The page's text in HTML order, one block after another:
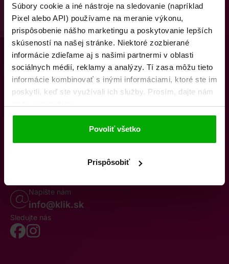
Súbory cookie a iné nástroje na sledovanie (napríklad
Pixel alebo API) používame na meranie výkonu,
prispôsobenie nášho marketingu a poskytovanie lepších
skúseností na našej stránke. Niektoré zozbierané
informácie zdieľame aj s našimi partnermi v oblasti
sociálnych médií, reklamy a analýzy. Tí zasa môžu tieto
informácie kombinovať s inými informáciami, ktoré ste im
poskytli, keď ste využívali ich služby. Prosím, dajte nám
Povoliť všetko
Prispôsobiť
O násKontaktyK stiahnutiuObchodné podmienky
Odstúpenie od zmluvy
Oznámenie o cezhraničnej fúziiReklamačný poriadok
Volajte po–pia 8–19
Napište nám
info@klik.sk
Sledujte nás